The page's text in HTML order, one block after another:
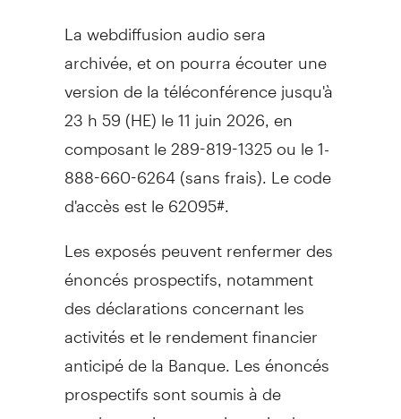
La webdiffusion audio sera
archivée, et on pourra écouter une
version de la téléconférence jusqu'à
23 h 59 (HE) le 11 juin 2026, en
composant le 289-819-1325 ou le 1-
888-660-6264 (sans frais). Le code
d'accès est le 62095#.
Les exposés peuvent renfermer des
énoncés prospectifs, notamment
des déclarations concernant les
activités et le rendement financier
anticipé de la Banque. Les énoncés
prospectifs sont soumis à de